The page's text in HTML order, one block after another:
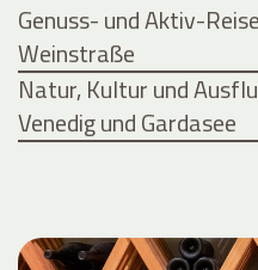
Genuss- und Aktiv-
Weinstraße
Natur, Kultur und
Venedig und Gardasee